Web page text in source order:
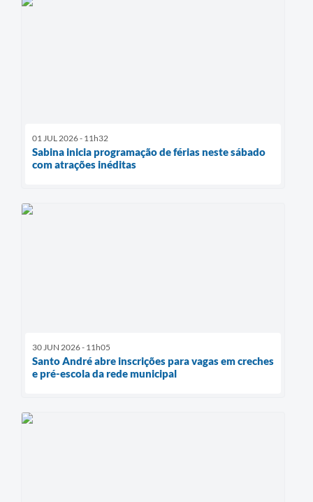
01 JUL 2026 - 11h32
Sabina inicia programação de férias neste sábado
com atrações inéditas
30 JUN 2026 - 11h05
Santo André abre inscrições para vagas em creches
e pré-escola da rede municipal